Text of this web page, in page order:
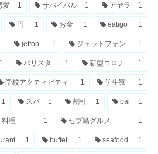
愛 1 サバイバル 1 アヤラ 1
円 1 お金 1 eatigo 1
jetfon 1 ジェットフォン 1
1 バリスタ 1 新型コロナ 1
学校アクティビティ 1 学生寮 1
1 スパ 1 割引 1 bai 1
料理 1 セブ島グルメ 1
1 buffet 1 seafood 1